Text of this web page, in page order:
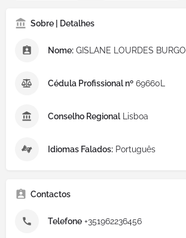
Sobre | Detalhes
Nome: GISLANE LOURDES
Cédula Profissional nº 69660L
Conselho RegionalLisboa
Idiomas Falados: Português
Contactos
Telefone +351962236456